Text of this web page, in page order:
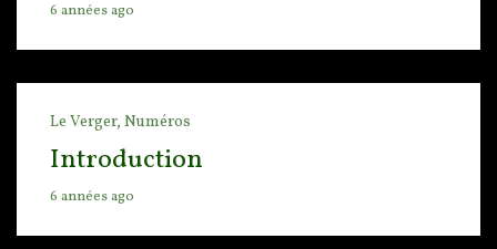
6 années ago
Le Verger, Numéros
Introduction
6 années ago